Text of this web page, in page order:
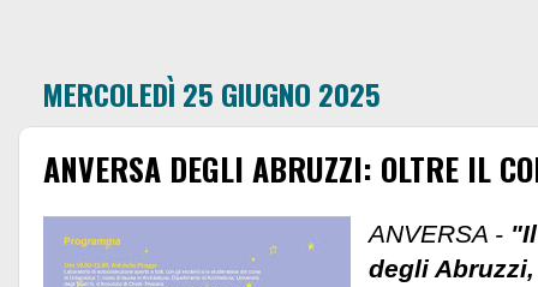
MERCOLEDÌ 25 GIUGNO 2025
ANVERSA DEGLI ABRUZZI: OLTRE IL
ANVERSA -
degli